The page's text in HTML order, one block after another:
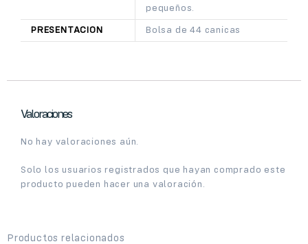
pequeños.
PRESENTACION Bolsa de 44 canicas
Valoraciones
No hay valoraciones aún.
Solo los usuarios registrados que hayan comprado este
producto pueden hacer una valoración.
Productos relacionados